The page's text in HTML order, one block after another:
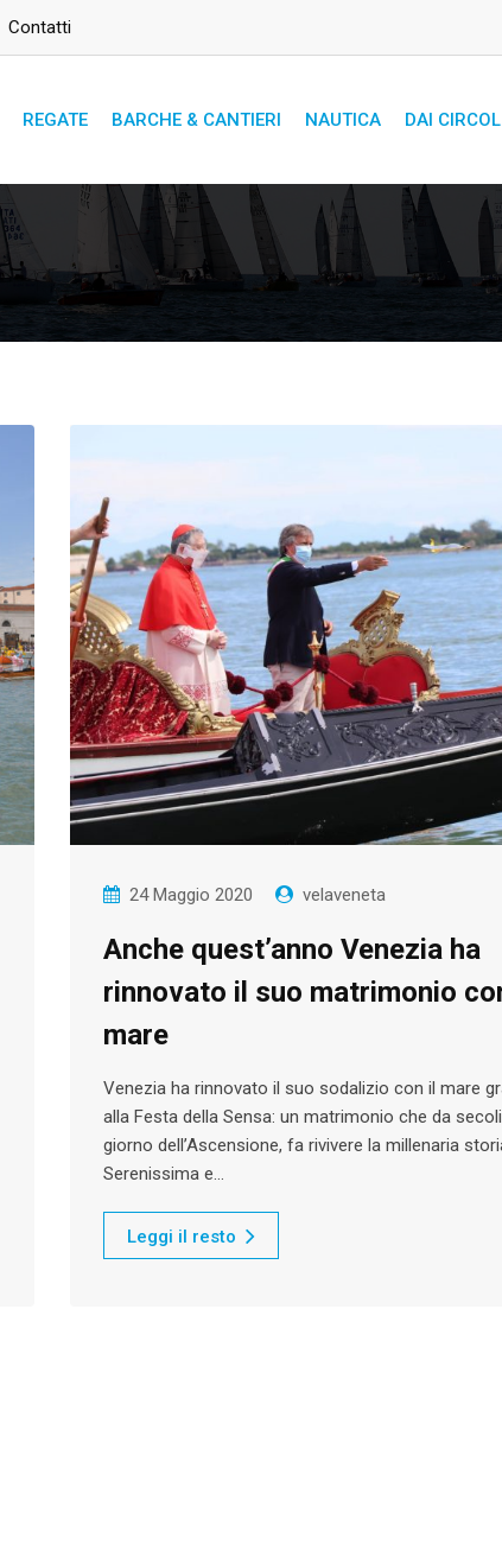
Contatti
REGATE BARCHE & CANTIERI NAUTICA DAI
24 Maggio 2020 velaveneta
Anche quest’anno Venezia ha
rinnovato il suo matrimonio
mare
Venezia ha rinnovato il suo sodalizio con il mare
alla Festa della Sensa: un matrimonio che da
giorno dell’Ascensione, fa rivivere la millenaria
Serenissima e…
Leggi il resto